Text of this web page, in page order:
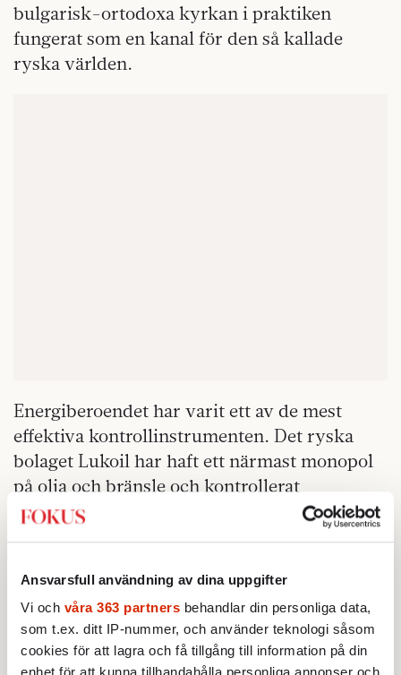
Ansvarsfull användning av dina uppgifter
Vi och våra 363 partners behandlar din personliga data,
som t.ex. ditt IP-nummer, och använder teknologi såsom
cookies för att lagra och få tillgång till information på din
bulgarisk-ortodoxa kyrkan i praktiken
fungerat som en kanal för den så kallade
ryska världen.
Energiberoendet har varit ett av de mest
effektiva kontrollinstrumenten. Det ryska
bolaget Lukoil har haft ett närmast monopol
på olja och bränsle och kontrollerat
merparten av landets skatteupplag. Hamnen i
2024 slussades omkring en miljard dollar till
Rysslands krigskassa genom ett bulgariskt
kryphål i EU:s sanktionssystem. Under åratal
undvek ledande politiker, däribland Boyko